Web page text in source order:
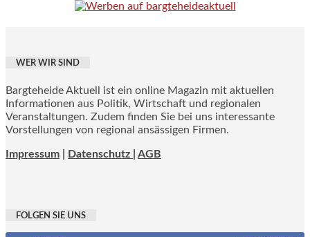
WER WIR SIND
Bargteheide Aktuell ist ein online Magazin mit aktuellen
Informationen aus Politik, Wirtschaft und regionalen
Veranstaltungen. Zudem finden Sie bei uns interessante
Vorstellungen von regional ansässigen Firmen.
Impressum Datenschutz | AGB
FOLGEN SIE UNS